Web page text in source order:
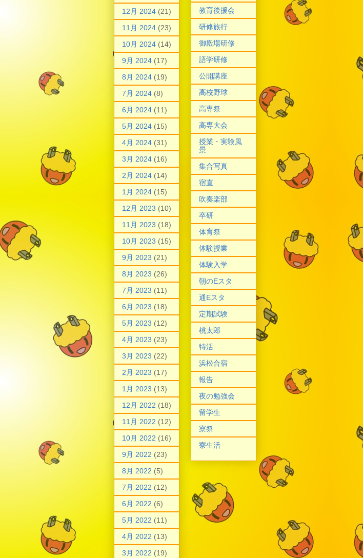
12月 2024 (21)
11月 2024 (23)
10月 2024 (14)
9月 2024 (17)
8月 2024 (19)
7月 2024 (8)
6月 2024 (11)
5月 2024 (15)
4月 2024 (31)
3月 2024 (16)
2月 2024 (14)
1月 2024 (15)
12月 2023 (10)
11月 2023 (18)
10月 2023 (15)
9月 2023 (21)
8月 2023 (26)
7月 2023 (11)
6月 2023 (18)
5月 2023 (12)
4月 2023 (23)
3月 2023 (22)
2月 2023 (17)
1月 2023 (13)
12月 2022 (18)
11月 2022 (12)
10月 2022 (16)
9月 2022 (23)
8月 2022 (5)
7月 2022 (12)
6月 2022 (6)
5月 2022 (11)
4月 2022 (13)
3月 2022 (19)
教育後援会
研修旅行
御殿場研修
語学研修
公開講座
高校野球
高専祭
高専大会
授業・実験風
景
集合写真
宿直
吹奏楽部
卒研
体育祭
体験授業
体験入学
朝のEスタ
通Eスタ
定期試験
桃太郎
特活
浜松合宿
報告
夜の勉強会
留学生
寮祭
寮生活